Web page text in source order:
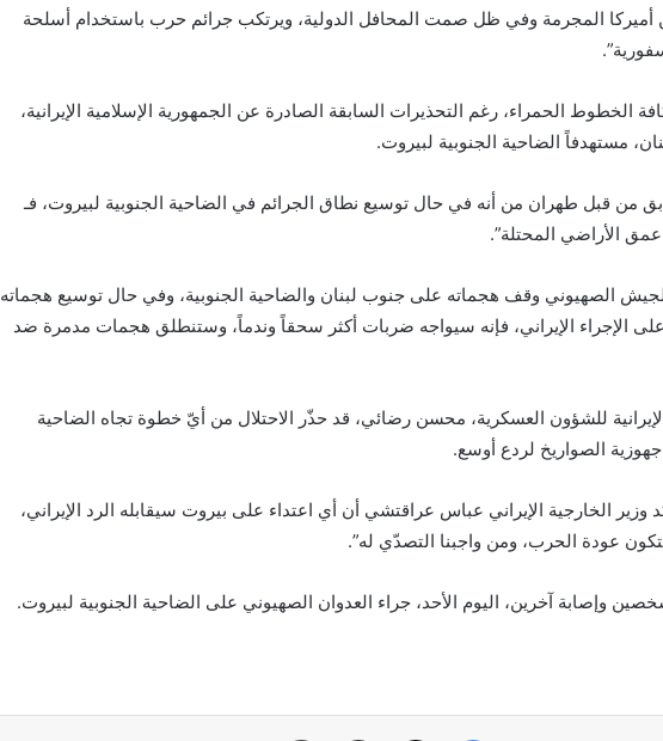
المجرمة وفي ظل صمت المحافل الدولية، ويرتكب جرائم حرب باستخدام أسلحة
الخطوط الحمراء، رغم التحذيرات السابقة الصادرة عن الجمهورية الإسلامية الإيرانية،
مستهدفاً الضاحية الجنوبية لبيروت.
من قبل طهران من أنه في حال توسيع نطاق الجرائم في الضاحية الجنوبية لبيروت، فـ
الأراضي المحتلة”.
الصهيوني وقف هجماته على جنوب لبنان والضاحية الجنوبية، وفي حال توسيع هجماته
الإجراء الإيراني، فإنه سيواجه ضربات أكثر سحقاً وندماً، وستنطلق هجمات مدمرة ضد
للشؤون العسكرية، محسن رضائي، قد حذّر الاحتلال من أيّ خطوة تجاه الضاحية
الصواريخ لردع أوسع.
وزير الخارجية الإيراني عباس عراقتشي أن أي اعتداء على بيروت سيقابله الرد الإيراني،
عودة الحرب، ومن واجبنا التصدّي له”.
وإصابة آخرين، اليوم الأحد، جراء العدوان الصهيوني على الضاحية الجنوبية لبيروت.